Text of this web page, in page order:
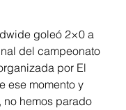
goleó 2×0 a
del campeonato
por El
ese momento y
no hemos parado